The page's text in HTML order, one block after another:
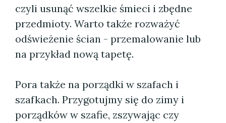
czyli usunąć wszelkie śmieci i zbędne
przedmioty. Warto także rozważyć
odświeżenie ścian - przemalowanie lub
na przykład nową tapetę.
Pora także na porządki w szafach i
szafkach. Przygotujmy się do zimy i
porządków w szafie, zszywając czy